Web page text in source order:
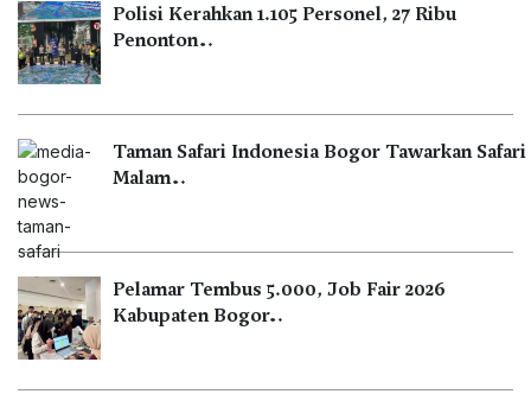
Polisi Kerahkan 1.105 Personel, 27 Ribu
Penonton…
Taman Safari Indonesia Bogor Tawarkan Safari
Malam…
Pelamar Tembus 5.000, Job Fair 2026
Kabupaten Bogor…